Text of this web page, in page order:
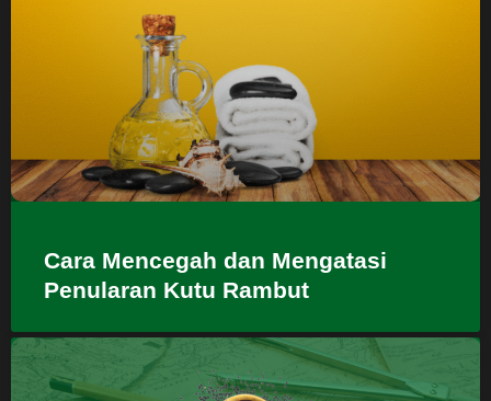
Cara Mencegah dan Mengatasi
Penularan Kutu Rambut